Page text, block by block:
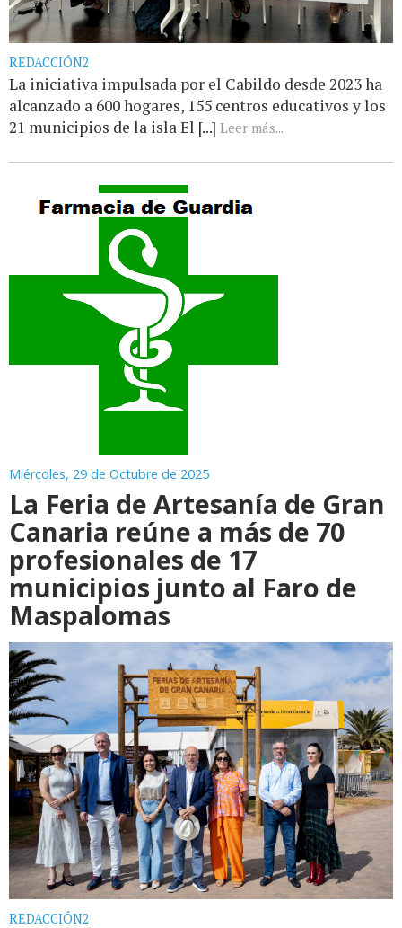
REDACCIÓN2
La iniciativa impulsada por el Cabildo desde 2023 ha
alcanzado a 600 hogares, 155 centros educativos y los
21 municipios de la isla El [...] Leer más...
Miércoles, 29 de Octubre de 2025
La Feria de Artesanía de Gran
Canaria reúne a más de 70
profesionales de 17
municipios junto al Faro de
Maspalomas
REDACCIÓN2